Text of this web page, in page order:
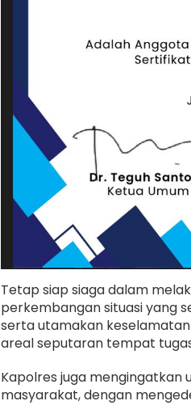
Tetap siap siaga dalam
perkembangan situasi yang
serta utamakan
areal seputaran tempat
Kapolres juga
masyarakat, dengan